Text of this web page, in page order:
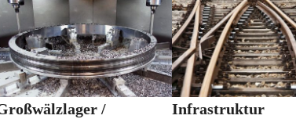
/
Infrastruktur